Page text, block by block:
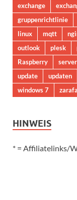
exchange
gruppenrichtlinie
linux
mqtt
outlook
plesk
Raspberry
server
update
updaten
windows 7
zarafa
HINWEIS
* = Affiliatelinks/